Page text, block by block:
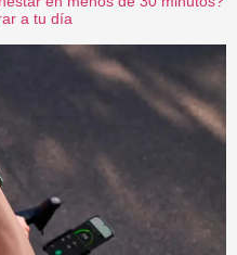
a tu día